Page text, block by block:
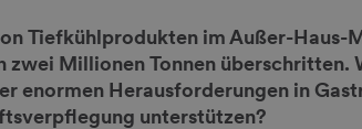
Tiefkühlprodukten im Außer-
zwei Millionen Tonnen überschritten.
enormen Herausforderungen in
unterstützen?